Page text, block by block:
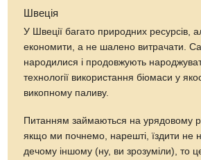
Швеція
У Швеції багато природних ресурсів,
економити, а не шалено витрачати.
народилися і продовжують
технології використання біомаси у
викопному паливу.
Питанням займаються на урядовому
якщо ми почнемо, нарешті, їздити не
дечому іншому (ну, ви зрозуміли), то